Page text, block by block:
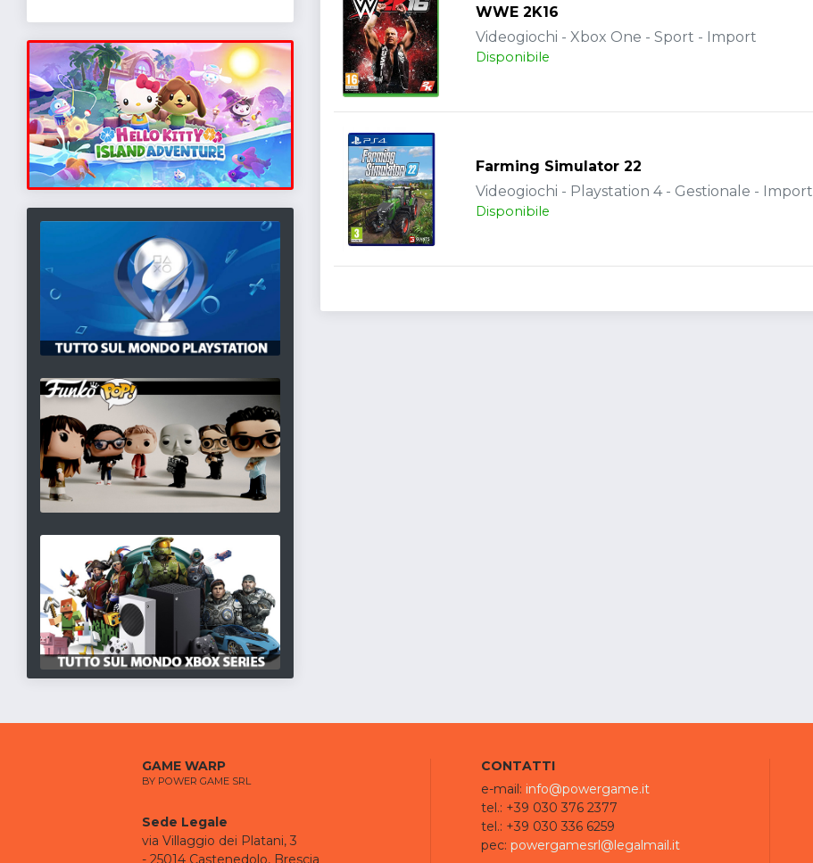
WWE 2K16
Videogiochi - Xbox One - Sport - Import
Disponibile
Farming Simulator 22
Videogiochi - Playstation 4 - Gestionale - Import
Disponibile
GAME WARP
BY POWER GAME SRL
Sede Legale
via Villaggio dei Platani, 3
- 25014 Castenedolo, Brescia
CONTATTI
e-mail: info@powergame.it
tel.: +39 030 376 2377
tel.: +39 030 336 6259
pec: powergamesrl@legalmail.it